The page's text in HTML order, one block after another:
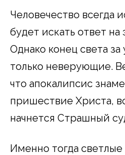
Человечество всегда
будет искать ответ на
Однако конец света
только неверующие.
что апокалипсис
пришествие Христа,
начнется Страшный
Именно тогда